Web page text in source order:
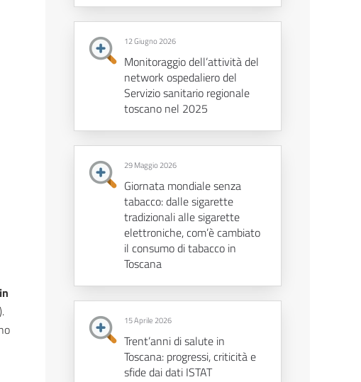
).
12 Giugno 2026
Monitoraggio dell’attività del
network ospedaliero del
Servizio sanitario regionale
toscano nel 2025
29 Maggio 2026
Giornata mondiale senza
tabacco: dalle sigarette
tradizionali alle sigarette
elettroniche, com’è cambiato
il consumo di tabacco in
Toscana
15 Aprile 2026
Trent’anni di salute in
Toscana: progressi, criticità e
sfide dai dati ISTAT